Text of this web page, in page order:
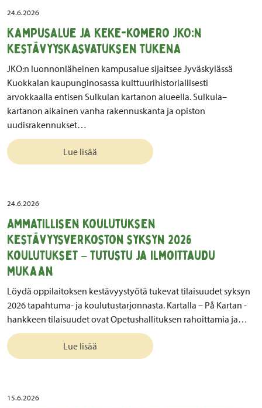
24.6.2026
Kampusalue ja KEKE-komero JKO:n
kestävyyskasvatuksen tukena
JKO:n luonnonläheinen kampusalue sijaitsee Jyväskylässä
Kuokkalan kaupunginosassa kulttuurihistoriallisesti
arvokkaalla entisen Sulkulan kartanon alueella. Sulkula–
kartanon aikainen vanha rakennuskanta ja opiston
uudisrakennukset…
Lue lisää
24.6.2026
Ammatillisen koulutuksen
kestävyysverkoston syksyn 2026
koulutukset – tutustu ja ilmoittaudu
mukaan
Löydä oppilaitoksen kestävyystyötä tukevat tilaisuudet syksyn
2026 tapahtuma- ja koulutustarjonnasta. Kartalla – På Kartan -
hankkeen tilaisuudet ovat Opetushallituksen rahoittamia ja…
Lue lisää
15.6.2026